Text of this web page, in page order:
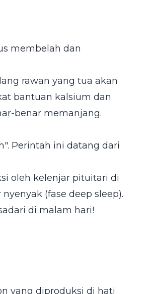
membelah dan
rawan yang tua akan
bantuan kalsium dan
benar memanjang.
Perintah ini datang dari
oleh kelenjar pituitari di
(fase deep sleep).
di malam hari!
yang diproduksi di hati